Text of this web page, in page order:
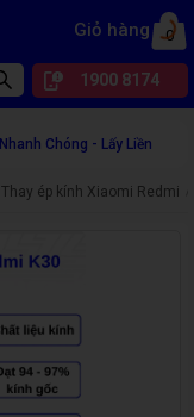
Giỏ hàng 0
1900 8174
Nhanh Chóng - Lấy Liền
Thay ép kính Xiaomi Redmi